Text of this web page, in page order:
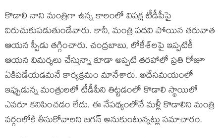
కొడాలి నాని మంత్రిగా ఉన్న కాలంలో విపక్ష టీడీపీపై
విరుచుకుపడుతుండేవారు. కానీ, మంత్రి పదవి పోయిన తరువాత
ఆయన స్పీడు తగ్గించారు. చంద్రబాబు, లోకేశ్‌లపై ఇప్పటికీ
ఆయన విమర్శలు చేస్తున్నా కూడా అప్పటి తరహాలో ప్రతి రోజూ
ఏకిపడేయడమనే కార్యక్రమం మానేశారు. అదేసమయంలో
ఇప్పుడున్న మంత్రులలో టీడీపీని తిట్టడంలో కొడాలి స్థాయిలో
ఎవరూ కనిపించడం లేదు. ఈ నేపథ్యంలోనే మళ్లీ కొడాలిని మంత్రి
వర్గంలోకి తీసుకోవాలని జగన్ అనుకుంటున్నట్లు సమాచారం.